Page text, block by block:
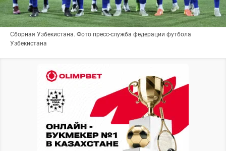
Сборная Узбекистана. Фото пресс-служба федерации футбола
Узбекистана